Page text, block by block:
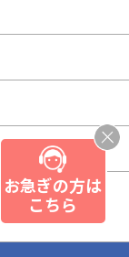
お急ぎの方は
こちら